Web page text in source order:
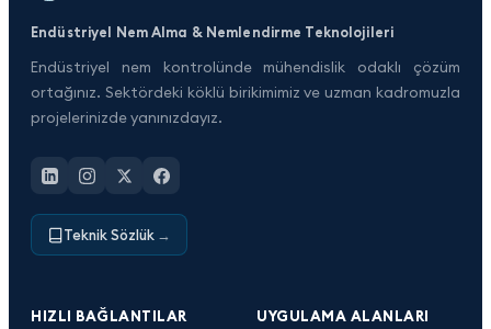
Endüstriyel Nem Alma & Nemlendirme Teknolojileri
Endüstriyel nem kontrolünde mühendislik odaklı çözüm
ortağınız. Sektördeki köklü birikimimiz ve uzman kadromuzla
projelerinizde yanınızdayız.
Teknik Sözlük →
HIZLI BAĞLANTILAR UYGULAMA ALANLARI